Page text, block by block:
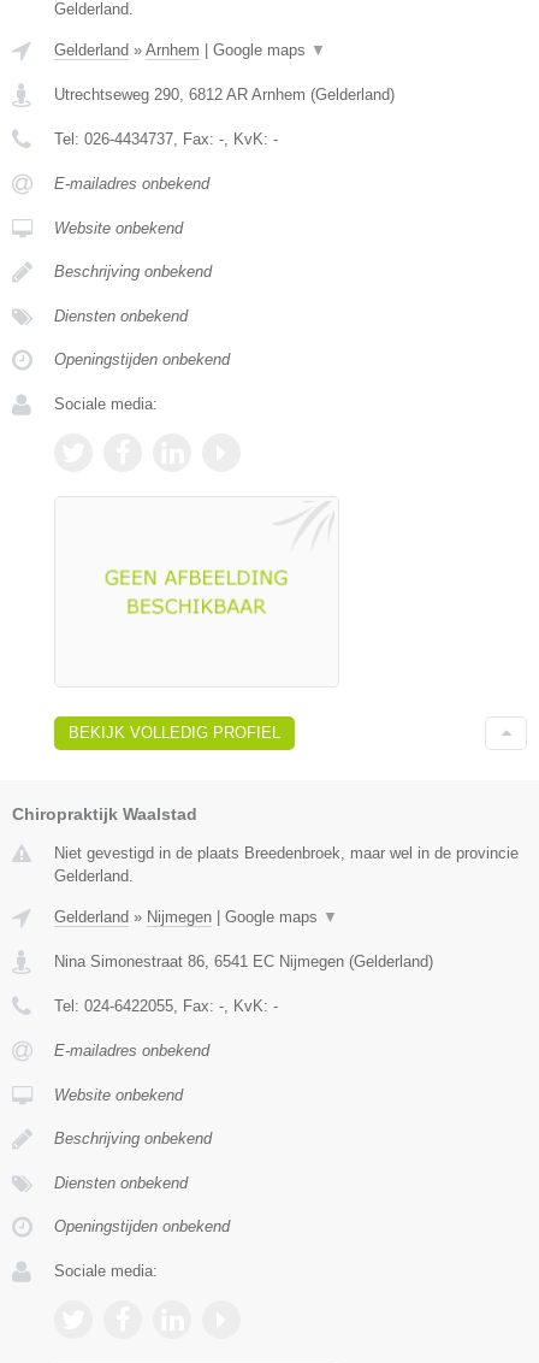
Gelderland.
Gelderland » Arnhem Google maps ▼
Utrechtseweg 290, 6812 AR Arnhem (Gelderland)
Tel: 026-4434737, Fax: -, KvK: -
E-mailadres onbekend
Website onbekend
Beschrijving onbekend
Diensten onbekend
Openingstijden onbekend
Sociale media:
BEKIJK VOLLEDIG PROFIEL
Chiropraktijk Waalstad
Niet gevestigd in de plaats Breedenbroek, maar wel in de provincie
Gelderland.
Gelderland » Nijmegen Google maps ▼
Nina Simonestraat 86 6541 EC Nijmegen (Gelderland)
Tel: 024-6422055 , Fax: - , KvK: -
E-mailadres onbekend
Website onbekend
Beschrijving onbekend
Diensten onbekend
Openingstijden onbekend
Sociale media: